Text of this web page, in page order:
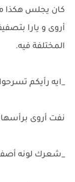
كان يجلس هكذا
أروى و يارا
المختلفة فيه.
_ايه رأيكم
نفت أروى برأسها
_شعرك لونه أصفر